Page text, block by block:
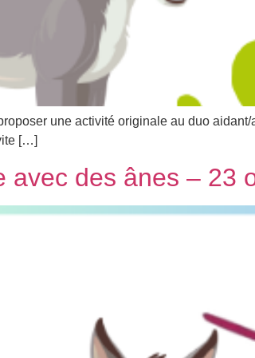
une activité originale au duo
[…]
avec des ânes – 23